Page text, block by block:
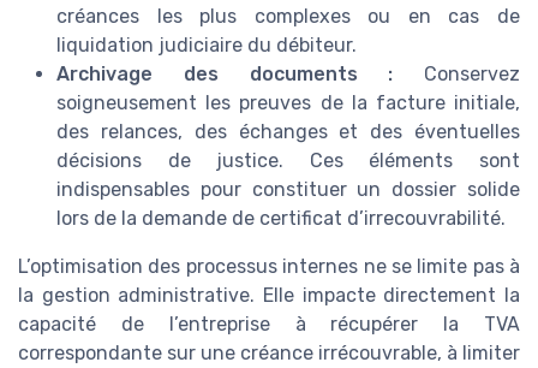
créances les plus complexes ou en cas de
liquidation judiciaire du débiteur.
Archivage des documents : Conservez
soigneusement les preuves de la facture initiale,
des relances, des échanges et des éventuelles
décisions de justice. Ces éléments sont
indispensables pour constituer un dossier solide
lors de la demande de certificat d’irrecouvrabilité.
L’optimisation des processus internes ne se limite pas à
la gestion administrative. Elle impacte directement la
capacité de l’entreprise à récupérer la TVA
correspondante sur une créance irrécouvrable, à limiter